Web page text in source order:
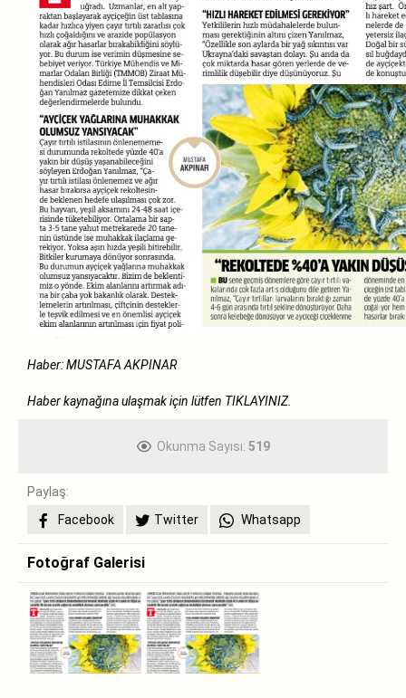
Haber: MUSTAFA AKPINAR
Haber kaynağına ulaşmak için lütfen TIKLAYINIZ.
Okunma Sayısı: 519
Paylaş:
Facebook
Twitter Whatsapp
Fotoğraf Galerisi